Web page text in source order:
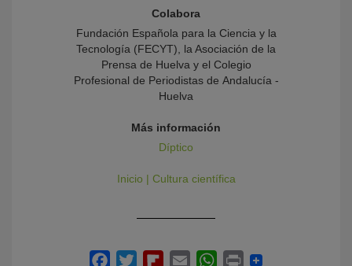
Colabora
Fundación Española para la Ciencia y la
Tecnología (FECYT), la Asociación de la
Prensa de Huelva y el Colegio
Profesional de Periodistas de Andalucía -
Huelva
Más información
Díptico
Inicio | Cultura científica